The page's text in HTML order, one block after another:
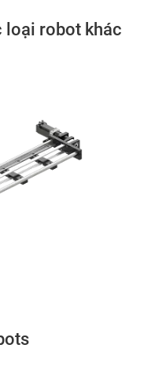
loại robot khác